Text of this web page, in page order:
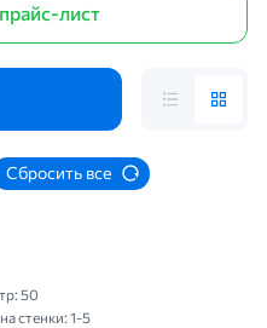
лист
Сбросить все
50
стенки: 1-5